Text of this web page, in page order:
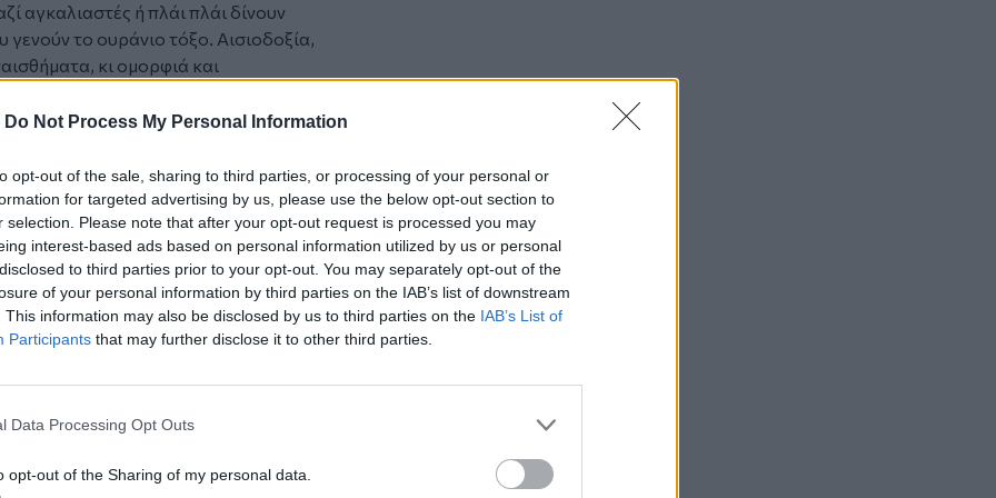
Do Not Process My Personal Information
opt-out of the sale, sharing to third parties, or processing of your personal or
for targeted advertising by us, please use the below opt-out section to
selection. Please note that after your opt-out request is processed you may
interest-based ads based on personal information utilized by us or personal
to third parties prior to your opt-out. You may separately opt-out of the
of your personal information by third parties on the IAB’s list of downstream
This information may also be disclosed by us to third parties on the IAB’s List of
Participants that may further disclose it to other third parties.
Data Processing Opt Outs
opt-out of the Sharing of my personal data.
αγκαλιαστές ή πλάι πλάι δίνουν
γενούν το ουράνιο τόξο. Αισιοδοξία,
κι ομορφιά και
κι η μουσική, η ζωγραφική οι
χρώμα και χαρά. Μια ιστορία που αν
προσπαθώντας να το κάνετε κι εσείς στην
Ένας τρόπος να διδάξεις
την ψυχή και ομορφιά που
καθημερινότητά μας.
του ίδιου του κ.Νικόλα
βραβευμένος με το βιβλίο αυτό
το μοναδικό κόκκινο του χρώμα
τονΜάνο Χατζηδάκι, τις νότες
αποτέλεσμα είναι μαγικό, στα ματιά,